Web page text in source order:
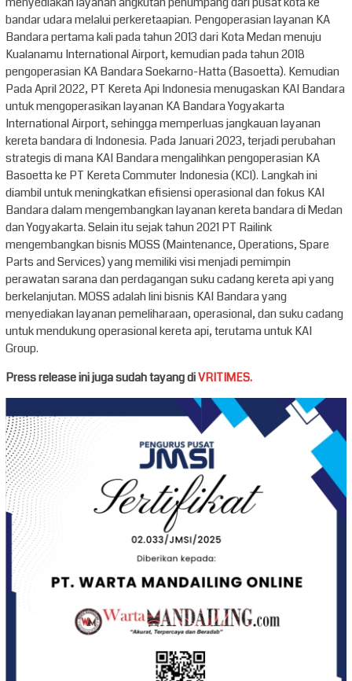
bandar udara melalui perkeretaapian. Pengoperasian layanan KA
Bandara pertama kali pada tahun 2013 dari Kota Medan menuju
Kualanamu International Airport, kemudian pada tahun 2018
pengoperasian KA Bandara Soekarno-Hatta (Basoetta). Kemudian
Pada April 2022, PT Kereta Api Indonesia menugaskan KAI Bandara
untuk mengoperasikan layanan KA Bandara Yogyakarta
International Airport, sehingga memperluas jangkauan layanan
kereta bandara di Indonesia. Pada Januari 2023, terjadi perubahan
strategis di mana KAI Bandara mengalihkan pengoperasian KA
Basoetta ke PT Kereta Commuter Indonesia (KCI). Langkah ini
diambil untuk meningkatkan efisiensi operasional dan fokus KAI
Bandara dalam mengembangkan layanan kereta bandara di Medan
dan Yogyakarta. Selain itu sejak tahun 2021 PT Railink
mengembangkan bisnis MOSS (Maintenance, Operations, Spare
Parts and Services) yang memiliki visi menjadi pemimpin
perawatan sarana dan perdagangan suku cadang kereta api yang
berkelanjutan. MOSS adalah lini bisnis KAI Bandara yang
menyediakan layanan pemeliharaan, operasional, dan suku cadang
untuk mendukung operasional kereta api, terutama untuk KAI
Group.
Press release ini juga sudah tayang diVRITIMES.